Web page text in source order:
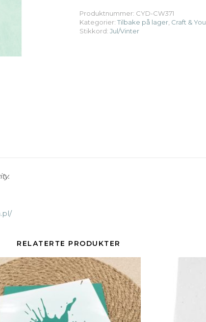
Produktnummer: CYD-CW371
Kategorier: Tilbake på lager, Craft & You
Stikkord: Jul/Vinter
RELATERTE PRODUKTER